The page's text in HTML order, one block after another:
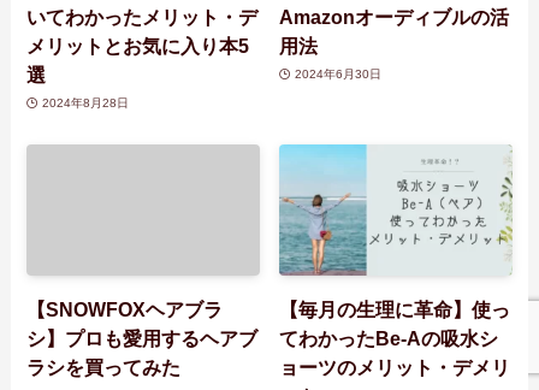
いてわかったメリット・デ
メリットとお気に入り本5
選
2024年8月28日
Amazonオーディブルの活
用法
2024年6月30日
【SNOWFOXヘアブラ
シ】プロも愛用するヘアブ
ラシを買ってみた
【毎月の生理に革命】使っ
てわかったBe-Aの吸水シ
ョーツのメリット・デメリ